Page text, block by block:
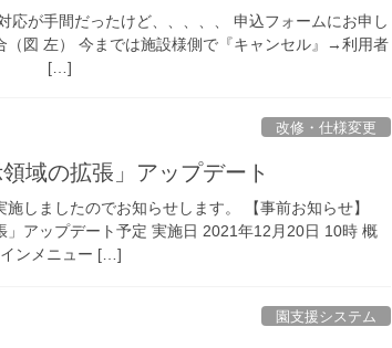
が手間だったけど、、、、、 申込フォームにお申し
（図 左） 今までは施設様側で『キャンセル』→利用者
が、 […]
改修・仕様変更
域の拡張」アップデート
しましたのでお知らせします。 【事前お知らせ】
アップデート予定 実施日 2021年12月20日 10時 概
ンメニュー […]
園支援システム